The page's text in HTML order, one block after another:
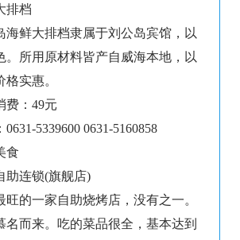
档
鲜大排档隶属于刘公岛宾馆，以
。所用原材料皆产自威海本地，以
实惠。
：49元
5339600 0631-5160858
连锁(旗舰店)
旺的一家自助烧烤店，没有之一。
名而来。吃的菜品很全，基本达到